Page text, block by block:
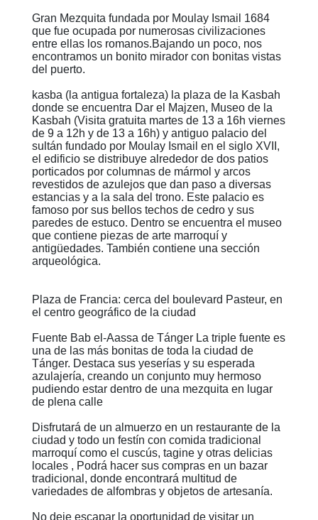
Gran Mezquita fundada por Moulay Ismail 1684
que fue ocupada por numerosas civilizaciones
entre ellas los romanos.Bajando un poco, nos
encontramos un bonito mirador con bonitas vistas
del puerto.
kasba (la antigua fortaleza) la plaza de la Kasbah
donde se encuentra Dar el Majzen, Museo de la
Kasbah (Visita gratuita martes de 13 a 16h viernes
de 9 a 12h y de 13 a 16h) y antiguo palacio del
sultán fundado por Moulay Ismail en el siglo XVII,
el edificio se distribuye alrededor de dos patios
porticados por columnas de mármol y arcos
revestidos de azulejos que dan paso a diversas
estancias y a la sala del trono. Este palacio es
famoso por sus bellos techos de cedro y sus
paredes de estuco. Dentro se encuentra el museo
que contiene piezas de arte marroquí y
antigüedades. También contiene una sección
arqueológica.
Plaza de Francia: cerca del boulevard Pasteur, en
el centro geográfico de la ciudad
Fuente Bab el-Aassa de Tánger La triple fuente es
una de las más bonitas de toda la ciudad de
Tánger. Destaca sus yeserías y su esperada
azulajería, creando un conjunto muy hermoso
pudiendo estar dentro de una mezquita en lugar
de plena calle
Disfrutará de un almuerzo en un restaurante de la
ciudad y todo un festín con comida tradicional
marroquí como el cuscús, tagine y otras delicias
locales , Podrá hacer sus compras en un bazar
tradicional, donde encontrará multitud de
variedades de alfombras y objetos de artesanía.
No deje escapar la oportunidad de visitar un